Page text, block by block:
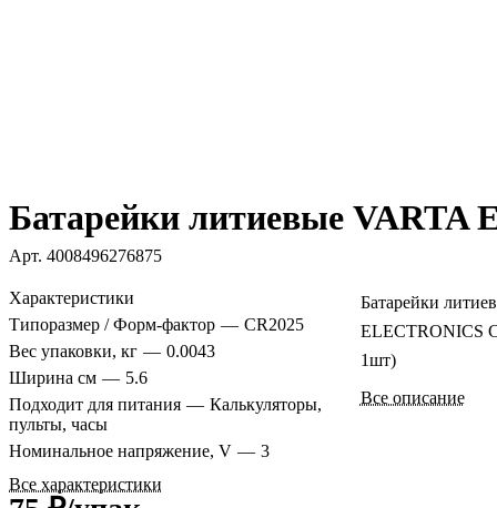
Батарейки литиевые VARTA
Арт. 4008496276875
Характеристики
Типоразмер / Форм-фактор — CR2025
Вес упаковки, кг — 0.0043
Ширина см — 5.6
Подходит для питания — Калькуляторы,
пульты, часы
Номинальное напряжение, V — 3
Все характеристики
Батарейки
ELECTRONICS
1шт)
Все описание